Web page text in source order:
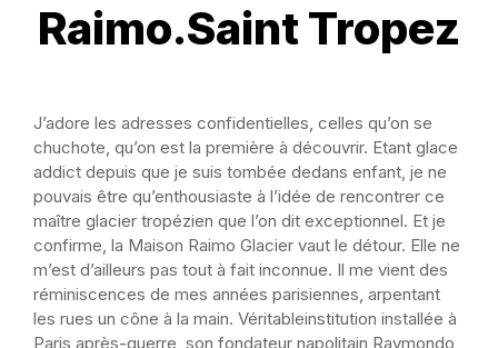
Raimo.Saint Tropez
J’adore les adresses confidentielles, celles qu’on se
chuchote, qu’on est la première à découvrir. Etant glace
addict depuis que je suis tombée dedans enfant, je ne
pouvais être qu’enthousiaste à l’idée de rencontrer ce
maître glacier tropézien que l’on dit exceptionnel. Et je
confirme, la Maison Raimo Glacier vaut le détour. Elle ne
m’est d’ailleurs pas tout à fait inconnue. Il me vient des
réminiscences de mes années parisiennes, arpentant
les rues un cône à la main. Véritableinstitution installée à
Paris après-guerre, son fondateur napolitain Raymondo